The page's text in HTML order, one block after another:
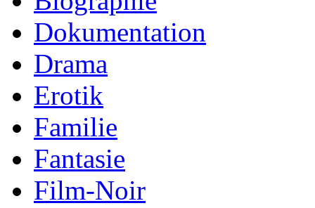
Dokumentation
Drama
Erotik
Familie
Fantasie
Film-Noir